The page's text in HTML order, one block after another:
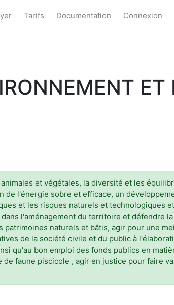
Tarifs Documentation Connexion
ET
et végétales, la diversité et les
de l'énergie sobre et efficace, un
et les risques naturels et technologiques
l'aménagement du territoire et défendre
naturels et bâtis, agir pour une
de la société civile et du public à
qu'au bon emploi des fonds publics en
faune piscicole , agir en justice pour faire